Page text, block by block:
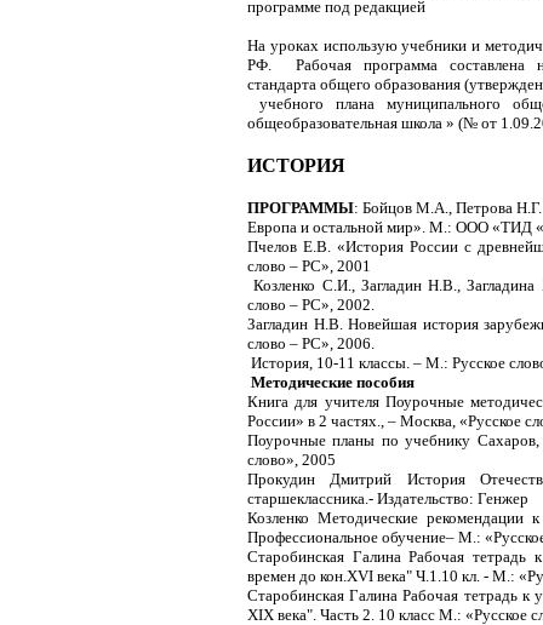
программе под редакцией
На уроках использую учебники и
РФ. Рабочая программа составлена
стандарта общего образования
учебного плана муниципального
общеобразовательная школа » (№ от
ИСТОРИЯ
ПРОГРАММЫ: Бойцов М.А., Петрова
Европа и остальной мир». М.: ООО «ТИД
Пчелов Е.В. «История России с
слово – РС», 2001
Козленко С.И., Загладин Н.В.,
слово – РС», 2002.
Загладин Н.В. Новейшая история
слово – РС», 2006.
История, 10-11 классы. – М.: Русское
Методические пособия
Книга для учителя Поурочные
России» в 2 частях., – Москва, «Русское
Поурочные планы по учебнику
слово», 2005
Прокудин Дмитрий История
старшеклассника.- Издательство: Генжер
Козленко Методические
Профессиональное обучение– М.:
Старобинская Галина Рабочая
времен до кон.XVI века" Ч.1.10 кл. - М.:
Старобинская Галина Рабочая тетрадь
XIX века". Часть 2. 10 класс М.: «Русское